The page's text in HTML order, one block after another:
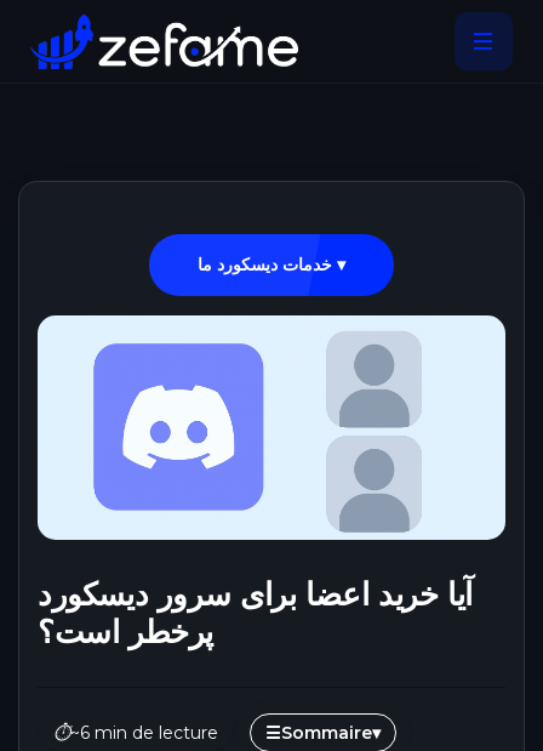
خدمات دیسکورد ما ▾
آیا خرید اعضا برای سرور دیسکورد
پرخطر است؟
⏱~6 min de lecture ☰Sommaire▾